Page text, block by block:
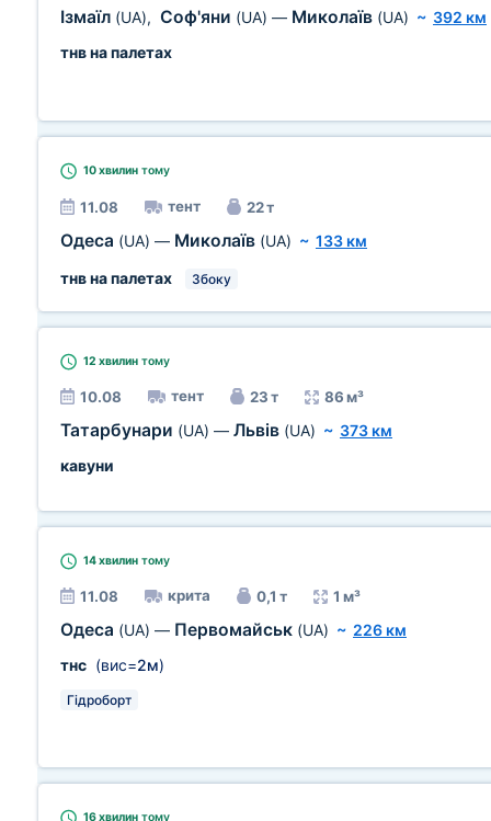
Ізмаїл (UA), Соф'яни (UA) — Миколаїв (UA) ~ 392 км
тнв на палетах
10 хвилин тому
11.08 тент 22 т
Одеса (UA) — Миколаїв (UA) ~ 133 км
тнв на палетах
Збоку
12 хвилин тому
10.08 тент 23 т 86 м³
Татарбунари (UA) — Львів (UA) ~ 373 км
кавуни
14 хвилин тому
11.08 крита 0,1 т 1 м³
Одеса (UA) — Первомайськ (UA) ~ 226 км
тнс (вис=2м)
Гідроборт
16 хвилин тому